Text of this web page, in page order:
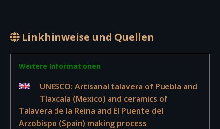
Linkhinweise und Quellen
Weitere Informationen
UNESCO: Artisanal talavera of Puebla and
Tlaxcala (Mexico) and ceramics of
Talavera de la Reina and El Puente del
Arzobispo (Spain) making process